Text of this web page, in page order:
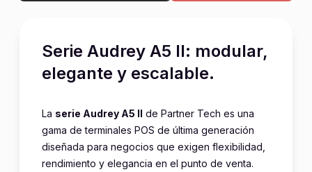
Serie Audrey A5 II: modular,
elegante y escalable.
La serie Audrey A5 II de Partner Tech es una
gama de terminales POS de última generación
diseñada para negocios que exigen flexibilidad,
rendimiento y elegancia en el punto de venta.